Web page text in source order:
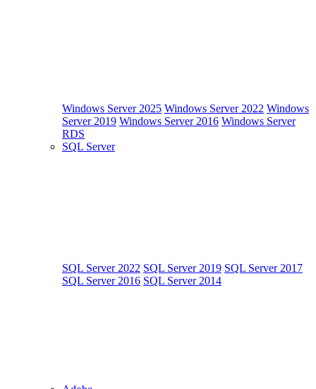
Windows Server 2025 Windows Server 2022 Windows
Server 2019 Windows Server 2016 Windows Server
RDS
SQL Server
SQL Server 2022 SQL Server 2019 SQL Server 2017
SQL Server 2016 SQL Server 2014